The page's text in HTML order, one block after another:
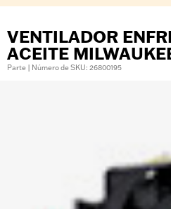
VENTILADOR
ACEITE
Parte | Número de SKU: 26800195